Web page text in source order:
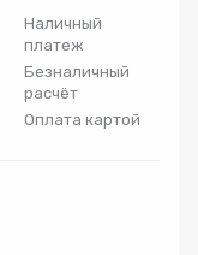
Наличный
платеж
Безналичный
расчёт
Оплата картой